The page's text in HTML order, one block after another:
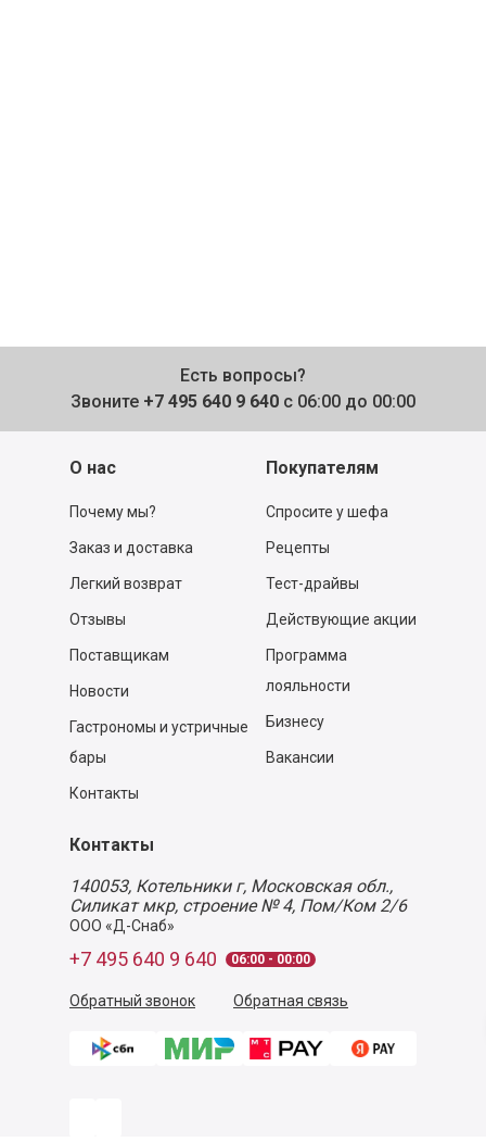
Есть вопросы?
Звоните +7 495 640 9 640 с 06:00 до 00:00
О нас
Почему мы?
Заказ и доставка
Легкий возврат
Отзывы
Поставщикам
Новости
Гастрономы и устричные
бары
Контакты
Покупателям
Спросите у шефа
Рецепты
Тест-драйвы
Действующие акции
Программа
лояльности
Бизнесу
Вакансии
Контакты
140053, Котельники г, Московская обл.,
Силикат мкр, строение № 4, Пом/Ком 2/6
ООО «Д-Снаб»
+7 495 640 9 640 06:00 - 00:00
Обратный звонок Обратная связь